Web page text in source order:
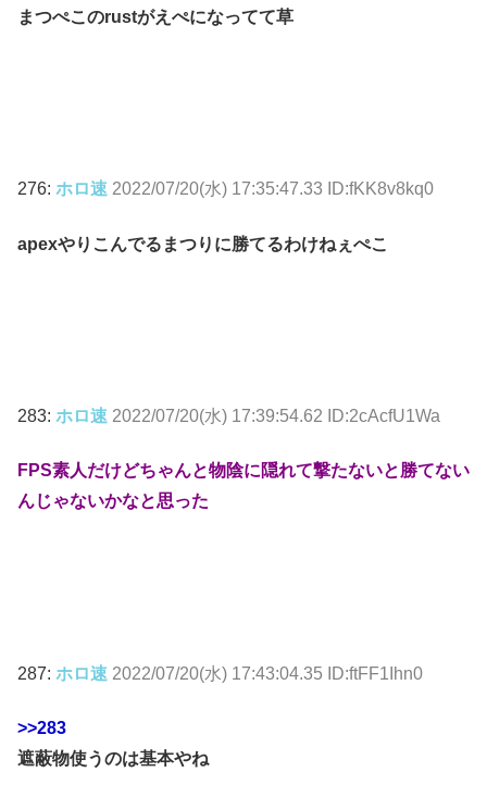
まつぺこのrustがえぺになってて草
276: ホロ速 2022/07/20(水) 17:35:47.33 ID:fKK8v8kq0
apexやりこんでるまつりに勝てるわけねぇぺこ
283: ホロ速 2022/07/20(水) 17:39:54.62 ID:2cAcfU1Wa
FPS素人だけどちゃんと物陰に隠れて撃たないと勝てない
んじゃないかなと思った
287: ホロ速 2022/07/20(水) 17:43:04.35 ID:ftFF1Ihn0
>>283
遮蔽物使うのは基本やね